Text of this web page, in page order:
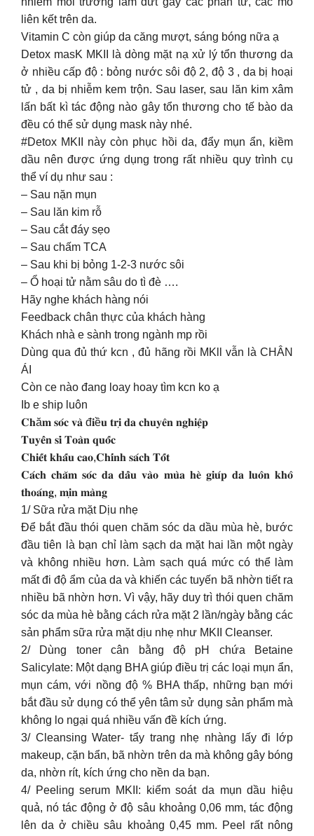
liên kết trên da.
Vitamin C còn giúp da căng mượt, sáng bóng nữa ạ
Detox masK MKII là dòng mặt nạ xử lý tổn thương da
ở nhiều cấp độ : bỏng nước sôi độ 2, độ 3 , da bị hoại
tử , da bị nhiễm kem trộn. Sau laser, sau lăn kim xâm
lấn bất kì tác động nào gây tổn thương cho tế bào da
đều có thể sử dụng mask này nhé.
#Detox MKII này còn phục hồi da, đẩy mụn ẩn, kiềm
dầu nên được ứng dụng trong rất nhiều quy trình cụ
thể ví dụ như sau :
– Sau nặn mụn
– Sau lăn kim rỗ
– Sau cắt đáy sẹo
– Sau chấm TCA
– Sau khi bị bỏng 1-2-3 nước sôi
– Ổ hoại tử nằm sâu do tì đè ….
Hãy nghe khách hàng nói
Feedback chân thực của khách hàng
Khách nhà e sành trong ngành mp rồi
Dùng qua đủ thứ kcn , đủ hãng rồi MKll vẫn là CHÂN
ÁI
Còn ce nào đang loay hoay tìm kcn ko ạ
Ib e ship luôn
𝐂𝐡ă𝐦 𝐬𝐨́𝐜 𝐯𝐚̀ đ𝐢ề𝐮 𝐭𝐫𝐢̣ 𝐝𝐚 𝐜𝐡𝐮𝐲𝐞̂𝐧 𝐧𝐠𝐡𝐢𝐞̣̂𝐩
𝐓𝐮𝐲𝐞̂̉𝐧 𝐬𝐢̉ 𝐓𝐨𝐚̀𝐧 𝐪𝐮𝐨̂́𝐜
𝐂𝐡𝐢𝐞̂́𝐭 𝐤𝐡𝐚̂́𝐮 𝐜𝐚𝐨,𝐂𝐡𝐢́𝐧𝐡 𝐬𝐚́𝐜𝐡 𝐓𝐨̂́𝐭
𝐂𝐚́𝐜𝐡 𝐜𝐡𝐚̆𝐦 𝐬𝐨́𝐜 𝐝𝐚 𝐝𝐚̂̀𝐮 𝐯𝐚̀𝐨 𝐦𝐮̀𝐚 𝐡𝐞̀ 𝐠𝐢𝐮́𝐩 𝐝𝐚 𝐥𝐮𝐨̂𝐧 𝐤𝐡𝐨̂
𝐭𝐡𝐨𝐚́𝐧𝐠, 𝐦𝐢̣𝐧 𝐦𝐚̀𝐧𝐠
1/ Sữa rửa mặt Dịu nhẹ
Để bắt đầu thói quen chăm sóc da dầu mùa hè, bước
đầu tiên là bạn chỉ làm sạch da mặt hai lần một ngày
và không nhiều hơn. Làm sạch quá mức có thể làm
mất đi độ ẩm của da và khiến các tuyến bã nhờn tiết ra
nhiều bã nhờn hơn. Vì vậy, hãy duy trì thói quen chăm
sóc da mùa hè bằng cách rửa mặt 2 lần/ngày bằng các
sản phẩm sữa rửa mặt dịu nhẹ như MKII Cleanser.
2/ Dùng toner cân bằng độ pH chứa Betaine
Salicylate: Một dạng BHA giúp điều trị các loại mụn ẩn,
mụn cám, với nồng độ % BHA thấp, những bạn mới
bắt đầu sử dụng có thể yên tâm sử dụng sản phẩm mà
không lo ngại quá nhiều vấn đề kích ứng.
3/ Cleansing Water- tẩy trang nhẹ nhàng lấy đi lớp
makeup, cặn bẩn, bã nhờn trên da mà không gây bóng
da, nhờn rít, kích ứng cho nền da bạn.
4/ Peeling serum MKII: kiểm soát da mụn dầu hiệu
quả, nó tác động ở độ sâu khoảng 0,06 mm, tác động
lên da ở chiều sâu khoảng 0,45 mm. Peel rất nông